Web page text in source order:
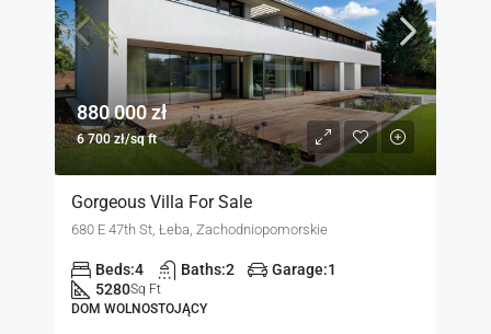
880 000 zł
6 700 zł/sq ft
Gorgeous Villa For Sale
680 E 47th St, Łeba, Zachodniopomorskie
Beds:4 Baths:2 Garage:1
5280Sq Ft
DOM WOLNOSTOJĄCY